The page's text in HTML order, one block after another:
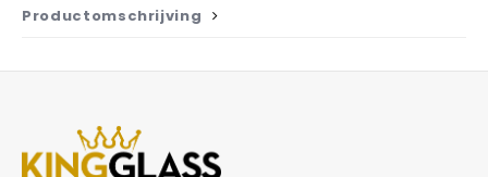
Productomschrijving